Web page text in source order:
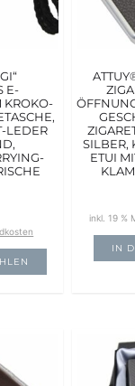
E-
KROKO-
LEDER
SILBER,
ETUI
inkl. 19 %
IN